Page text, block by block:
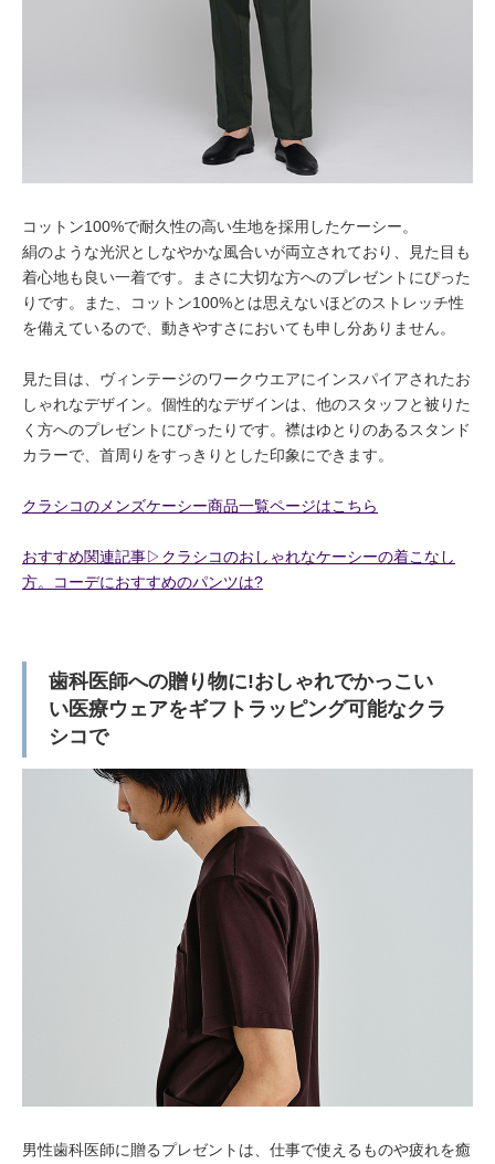
コットン100%で耐久性の高い生地を採用したケーシー。
絹のような光沢としなやかな風合いが両立されており、見た目も
着心地も良い一着です。まさに大切な方へのプレゼントにぴった
りです。また、コットン100%とは思えないほどのストレッチ性
を備えているので、動きやすさにおいても申し分ありません。
見た目は、ヴィンテージのワークウエアにインスパイアされたお
しゃれなデザイン。個性的なデザインは、他のスタッフと被りた
く方へのプレゼントにぴったりです。襟はゆとりのあるスタンド
カラーで、首周りをすっきりとした印象にできます。
クラシコのメンズケーシー商品一覧ページはこちら
おすすめ関連記事▷クラシコのおしゃれなケーシーの着こなし
方。コーデにおすすめのパンツは?
歯科医師への贈り物に!おしゃれでかっこい
い医療ウェアをギフトラッピング可能なクラ
シコで
男性歯科医師に贈るプレゼントは、仕事で使えるものや疲れを癒